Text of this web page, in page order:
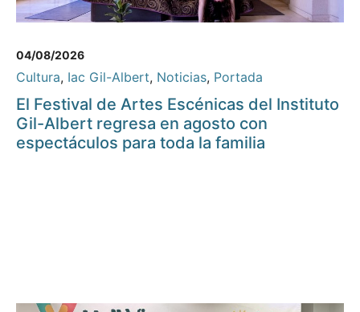
04/08/2026
Cultura, Iac Gil-Albert, Noticias, Portada
El Festival de Artes Escénicas del Instituto
Gil-Albert regresa en agosto con
espectáculos para toda la familia